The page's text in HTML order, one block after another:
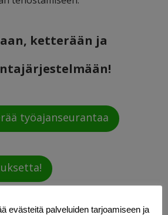
ketterään ja
työajanseurantaa
evästeitä palveluiden tarjoamiseen ja